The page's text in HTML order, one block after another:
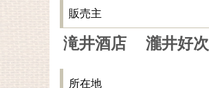
販売主
滝井酒店 瀧井好次
所在地